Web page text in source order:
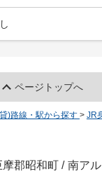
ページトップへ
)路線・駅から探す > JR
摩郡昭和町 / 南ア